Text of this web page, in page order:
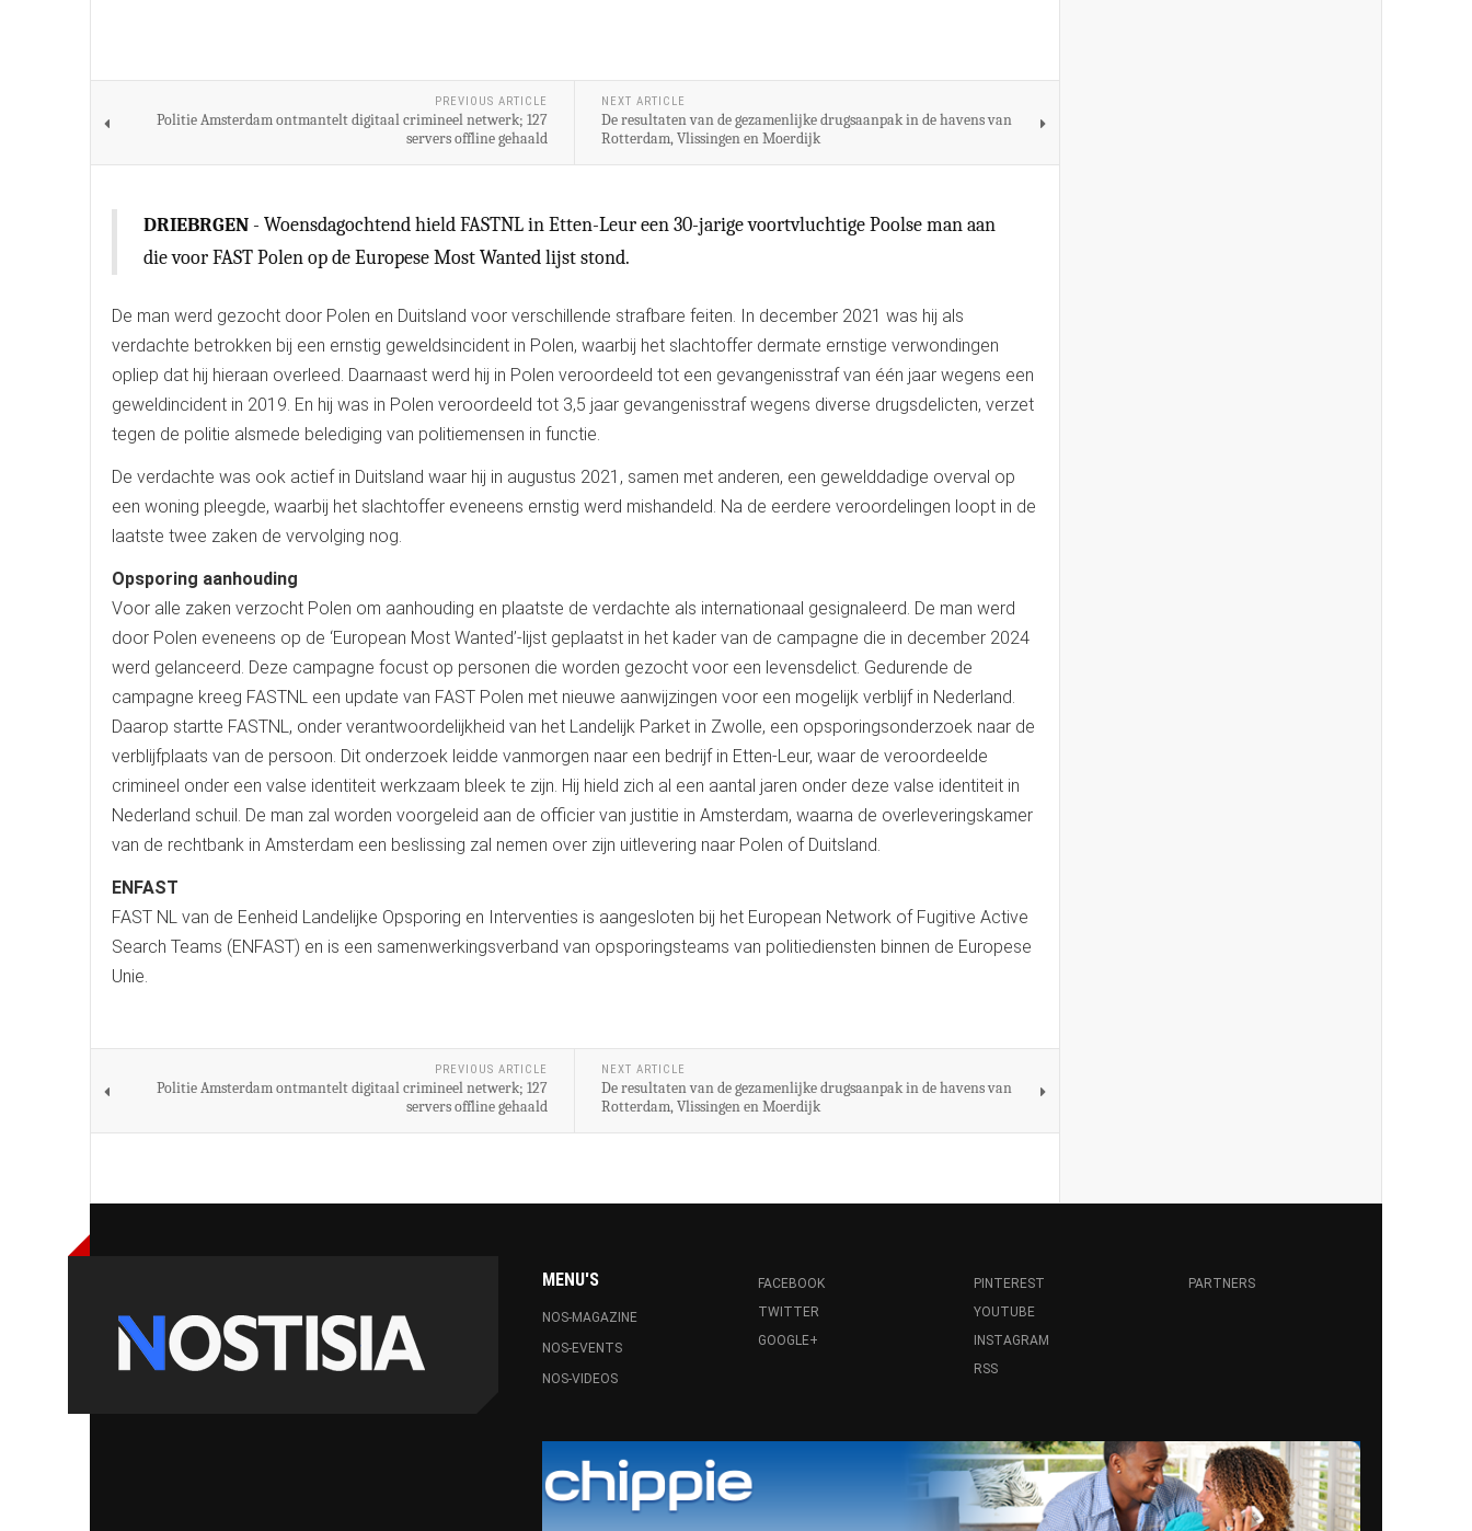
PREVIOUS ARTICLE
Politie Amsterdam ontmantelt digitaal crimineel netwerk; 127
servers offline gehaald
NEXT ARTICLE
De resultaten van de gezamenlijke drugsaanpak in de havens van
Rotterdam, Vlissingen en Moerdijk
DRIEBRGEN - Woensdagochtend hield FASTNL in Etten-Leur een 30-jarige voortvluchtige Poolse man aan
die voor FAST Polen op de Europese Most Wanted lijst stond.
De man werd gezocht door Polen en Duitsland voor verschillende strafbare feiten. In december 2021 was hij als
verdachte betrokken bij een ernstig geweldsincident in Polen, waarbij het slachtoffer dermate ernstige verwondingen
opliep dat hij hieraan overleed. Daarnaast werd hij in Polen veroordeeld tot een gevangenisstraf van één jaar wegens een
geweldincident in 2019. En hij was in Polen veroordeeld tot 3,5 jaar gevangenisstraf wegens diverse drugsdelicten, verzet
tegen de politie alsmede belediging van politiemensen in functie.
De verdachte was ook actief in Duitsland waar hij in augustus 2021, samen met anderen, een gewelddadige overval op
een woning pleegde, waarbij het slachtoffer eveneens ernstig werd mishandeld. Na de eerdere veroordelingen loopt in de
laatste twee zaken de vervolging nog.
Opsporing aanhouding
Voor alle zaken verzocht Polen om aanhouding en plaatste de verdachte als internationaal gesignaleerd. De man werd
door Polen eveneens op de ‘European Most Wanted’-lijst geplaatst in het kader van de campagne die in december 2024
werd gelanceerd. Deze campagne focust op personen die worden gezocht voor een levensdelict. Gedurende de
campagne kreeg FASTNL een update van FAST Polen met nieuwe aanwijzingen voor een mogelijk verblijf in Nederland.
Daarop startte FASTNL, onder verantwoordelijkheid van het Landelijk Parket in Zwolle, een opsporingsonderzoek naar de
verblijfplaats van de persoon. Dit onderzoek leidde vanmorgen naar een bedrijf in Etten-Leur, waar de veroordeelde
crimineel onder een valse identiteit werkzaam bleek te zijn. Hij hield zich al een aantal jaren onder deze valse identiteit in
Nederland schuil. De man zal worden voorgeleid aan de officier van justitie in Amsterdam, waarna de overleveringskamer
van de rechtbank in Amsterdam een beslissing zal nemen over zijn uitlevering naar Polen of Duitsland.
ENFAST
FAST NL van de Eenheid Landelijke Opsporing en Interventies is aangesloten bij het European Network of Fugitive Active
Search Teams (ENFAST) en is een samenwerkingsverband van opsporingsteams van politiediensten binnen de Europese
Unie.
PREVIOUS ARTICLE
Politie Amsterdam ontmantelt digitaal crimineel netwerk; 127
servers offline gehaald
NEXT ARTICLE
De resultaten van de gezamenlijke drugsaanpak in de havens van
Rotterdam, Vlissingen en Moerdijk
MENU'S
NOS-MAGAZINE
NOS-EVENTS
NOS-VIDEOS
FACEBOOK
TWITTER
GOOGLE+
PINTEREST
YOUTUBE
INSTAGRAM
RSS
PARTNERS